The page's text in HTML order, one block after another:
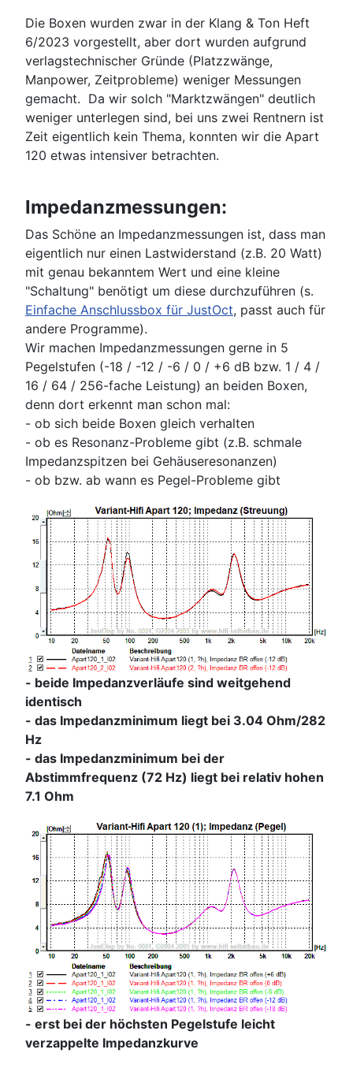
Die Boxen wurden zwar in der Klang & Ton Heft
6/2023 vorgestellt, aber dort wurden aufgrund
verlagstechnischer Gründe (Platzzwänge,
Manpower, Zeitprobleme) weniger Messungen
gemacht. Da wir solch "Marktzwängen" deutlich
weniger unterlegen sind, bei uns zwei Rentnern ist
Zeit eigentlich kein Thema, konnten wir die Apart
120 etwas intensiver betrachten.
Impedanzmessungen:
Das Schöne an Impedanzmessungen ist, dass man
eigentlich nur einen Lastwiderstand (z.B. 20 Watt)
mit genau bekanntem Wert und eine kleine
"Schaltung" benötigt um diese durchzuführen (s.
Einfache Anschlussbox für JustOct, passt auch für
andere Programme).
Wir machen Impedanzmessungen gerne in 5
Pegelstufen (-18 / -12 / -6 / 0 / +6 dB bzw. 1 / 4 /
16 / 64 / 256-fache Leistung) an beiden Boxen,
denn dort erkennt man schon mal:
- ob sich beide Boxen gleich verhalten
- ob es Resonanz-Probleme gibt (z.B. schmale
Impedanzspitzen bei Gehäuseresonanzen)
- ob bzw. ab wann es Pegel-Probleme gibt
- beide Impedanzverläufe sind weitgehend
identisch
- das Impedanzminimum liegt bei 3.04 Ohm/282
Hz
- das Impedanzminimum bei der
Abstimmfrequenz (72 Hz) liegt bei relativ hohen
7.1 Ohm
- erst bei der höchsten Pegelstufe leicht
verzappelte Impedanzkurve